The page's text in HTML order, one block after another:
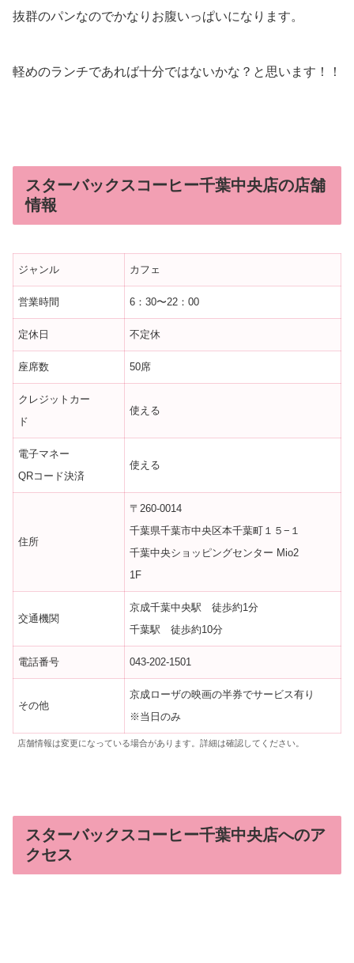
抜群のパンなのでかなりお腹いっぱいになります。
軽めのランチであれば十分ではないかな？と思います！！
スターバックスコーヒー千葉中央店の店舗
情報
ジャンル カフェ
営業時間 6：30〜22：00
定休日 不定休
座席数 50席
クレジットカー
ド
使える
電子マネー
QRコード決済
使える
住所
〒260-0014
千葉県千葉市中央区本千葉町１５−１
千葉中央ショッピングセンター Mio2
1F
交通機関
京成千葉中央駅 徒歩約1分
千葉駅 徒歩約10分
電話番号 043-202-1501
その他
京成ローザの映画の半券でサービス有り
※当日のみ
店舗情報は変更になっている場合があります。詳細は確認してください。
スターバックスコーヒー千葉中央店へのア
クセス